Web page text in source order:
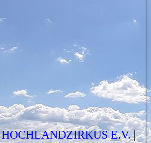
HOCHLANDZIRKUS E.V. |